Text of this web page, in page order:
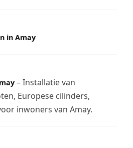
in Amay
– Installatie van
Europese cilinders,
inwoners van Amay.